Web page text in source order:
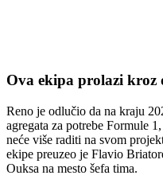
Ova ekipa prolazi kroz
Reno je odlučio da na kraju
agregata za potrebe Formule
neće više raditi na svom
ekipe preuzeo je Flavio
Ouksa na mesto šefa tima.